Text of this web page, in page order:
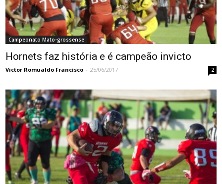
Campeonato Mato-grossense
Hornets faz história e é campeão invicto
Victor Romualdo Francisco - 25/06/2017 2